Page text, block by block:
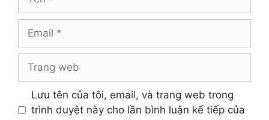
web
Lưu tên của tôi, email, và trang web trong
trình duyệt này cho lần bình luận kế tiếp của